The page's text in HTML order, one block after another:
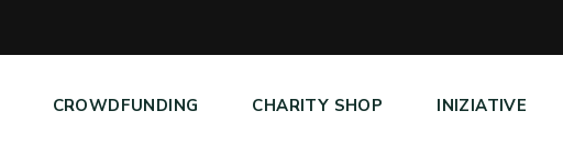
CROWDFUNDING CHARITY SHOP INIZIATIVE